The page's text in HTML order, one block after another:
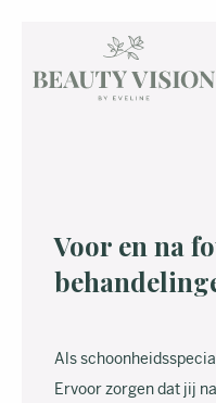
Voor en na
Als
Ervoor zorgen dat jij